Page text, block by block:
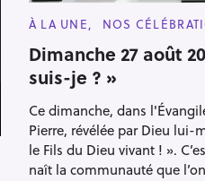
C
T
E
G
O
I
E
S
À LA UNE NOS
Dimanche 27 août
suis-je ? »
Ce dimanche, dans
Pierre, révélée par Dieu lui-
le Fils du Dieu vivant ! ».
naît la communauté que